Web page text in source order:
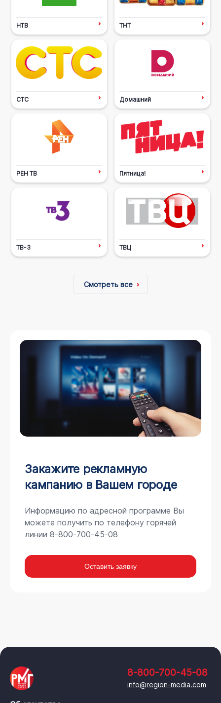
НТВ ТНТ
СТС Домашний
РЕН ТВ Пятница!
ТВ-3 ТВЦ
Смотреть все
Закажите рекламную
кампанию в Вашем городе
Информацию по адресной программе Вы
можете получить по телефону горячей
линии 8-800-700-45-08
Оставить заявку
8-800-700-45-08
info@region-media.com